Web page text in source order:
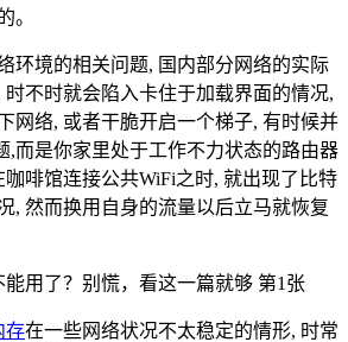
。
环境的相关问题, 国内部分网络的实际
不时就会陷入卡住于加载界面的情况,
网络, 或者干脆开启一个梯子, 有时候并
,而是你家里处于工作不力状态的路由器
啡馆连接公共WiFi之时, 就出现了比特
, 然而换用自身的流量以后立马就恢复
存在一些网络状况不太稳定的情形, 时常